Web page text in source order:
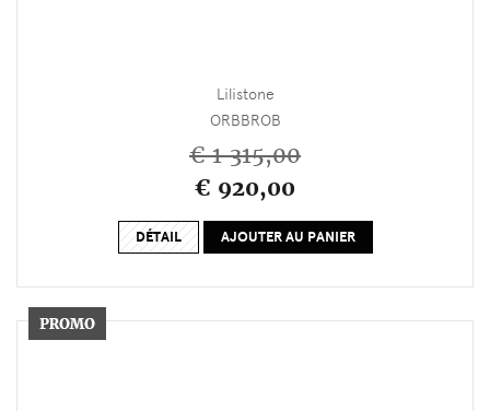
Lilistone
ORBBROB
€ 1 315,00
€ 920,00
DÉTAIL AJOUTER AU PANIER